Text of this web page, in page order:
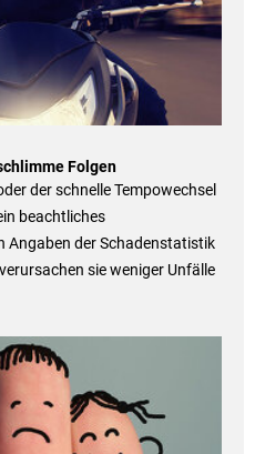
Folgen
der schnelle Tempowechsel
beachtliches
Angaben der Schadenstatistik
sie weniger Unfälle